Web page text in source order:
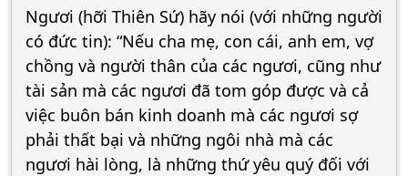
Ngươi (hỡi Thiên Sứ) hãy nói (với những người
có đức tin): “Nếu cha mẹ, con cái, anh em, vợ
chồng và người thân của các ngươi, cũng như
tài sản mà các ngươi đã tom góp được và cả
việc buôn bán kinh doanh mà các ngươi sợ
phải thất bại và những ngôi nhà mà các
ngươi hài lòng, là những thứ yêu quý đối với